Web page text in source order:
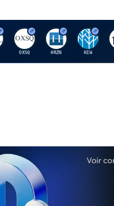
O
OXSQ
H
HRZN
H
HIW